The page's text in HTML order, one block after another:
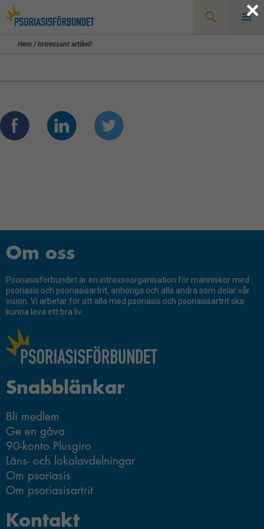
Hem /Intressant artikel!
Om oss
Psoriasisförbundet är en intresseorganisation för människor med
psoriasis och psoriasisartrit, anhöriga och alla andra som delar vår
vision. Vi arbetar för att alla med psoriasis och psoriasisartrit ska
kunna leva ett bra liv.
Kontakt
Snabblänkar
Bli medlem
Ge en gåva
90-konto Plusgiro
Läns- och lokalavdelningar
Om psoriasis
Om psoriasisartrit
×